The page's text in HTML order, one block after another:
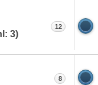
12
8